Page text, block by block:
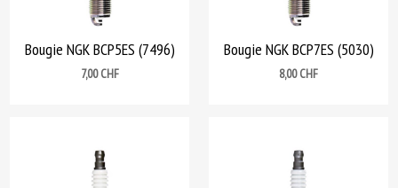
Bougie NGK BCP5ES (7496)
Prix
7,00 CHF
Bougie NGK BCP7ES (5030)
Prix
8,00 CHF